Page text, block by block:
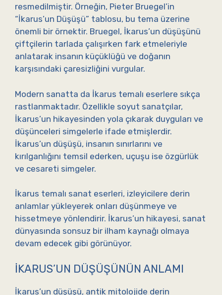
resmedilmiştir. Örneğin, Pieter Bruegel’in
“İkarus’un Düşüşü” tablosu, bu tema üzerine
önemli bir örnektir. Bruegel, İkarus’un düşüşünü
çiftçilerin tarlada çalışırken fark etmeleriyle
anlatarak insanın küçüklüğü ve doğanın
karşısındaki çaresizliğini vurgular.
Modern sanatta da İkarus temalı eserlere sıkça
rastlanmaktadır. Özellikle soyut sanatçılar,
İkarus’un hikayesinden yola çıkarak duyguları ve
düşünceleri simgelerle ifade etmişlerdir.
İkarus’un düşüşü, insanın sınırlarını ve
kırılganlığını temsil ederken, uçuşu ise özgürlük
ve cesareti simgeler.
İkarus temalı sanat eserleri, izleyicilere derin
anlamlar yükleyerek onları düşünmeye ve
hissetmeye yönlendirir. İkarus’un hikayesi, sanat
dünyasında sonsuz bir ilham kaynağı olmaya
devam edecek gibi görünüyor.
İKARUS’UN DÜŞÜŞÜNÜN ANLAMI
İkarus’un düşüşü, antik mitolojide derin